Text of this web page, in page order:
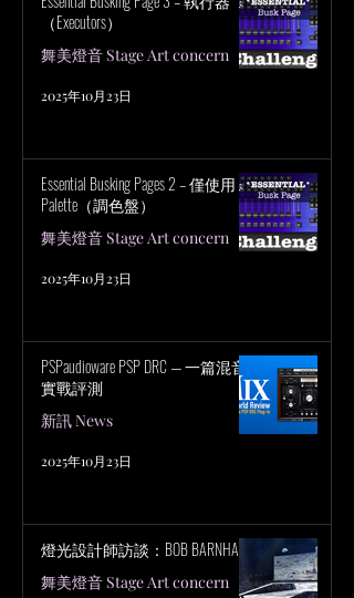
（Executors）
舞美燈音 Stage Art concern
2025年10月23日
Essential Busking Pages 2 – 僅使用
Palette（調色盤）
舞美燈音 Stage Art concern
2025年10月23日
PSPaudioware PSP DRC — 一篇混音
實戰評測
新訊 News
2025年10月23日
燈光設計師訪談：BOB BARNHART
舞美燈音 Stage Art concern